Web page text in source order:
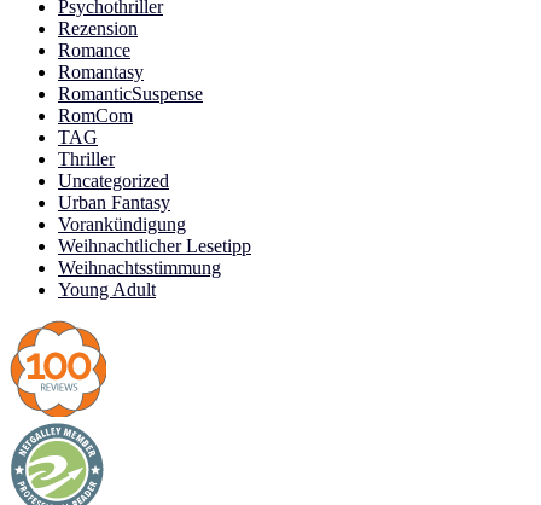
Psychothriller
Rezension
Romance
Romantasy
RomanticSuspense
RomCom
TAG
Thriller
Uncategorized
Urban Fantasy
Vorankündigung
Weihnachtlicher Lesetipp
Weihnachtsstimmung
Young Adult